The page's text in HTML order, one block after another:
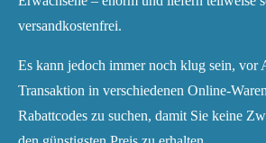
versandkostenfrei.
Es kann jedoch immer noch klug sein, vor
Transaktion in verschiedenen Online-
Rabattcodes zu suchen, damit Sie keine